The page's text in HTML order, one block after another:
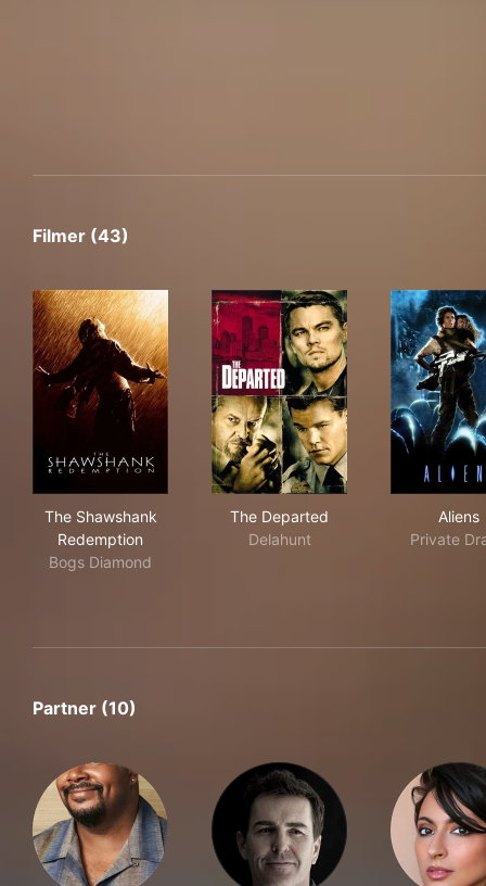
Filmer (43)
The Shawshank
Redemption
Bogs Diamond
The Departed
Delahunt
Aliens
Private
Partner (10)